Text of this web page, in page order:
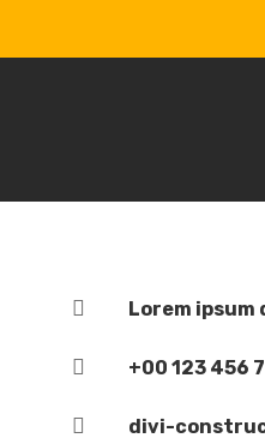
 Lorem
 +00 123 456
 divi-